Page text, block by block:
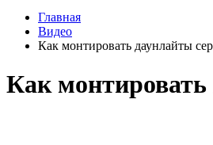
Главная
Видео
Как монтировать даунлайты
Как